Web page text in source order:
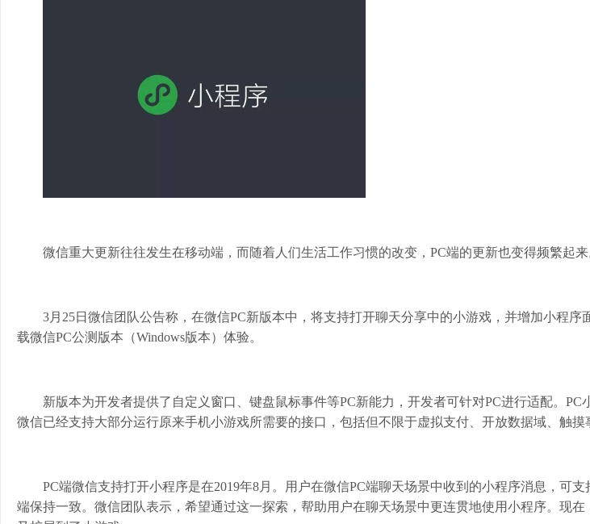
微信重大更新往往发生在移动端，而随着人们生活工作习惯的改变，PC端的更新也变得频繁起来
3月25日微信团队公告称，在微信PC新版本中，将支持打开聊天分享中的小游戏，并增加小程序
载微信PC公测版本（Windows版本）体验。
新版本为开发者提供了自定义窗口、键盘鼠标事件等PC新能力，开发者可针对PC进行适配。PC
微信已经支持大部分运行原来手机小游戏所需要的接口，包括但不限于虚拟支付、开放数据域、触摸
PC端微信支持打开小程序是在2019年8月。用户在微信PC端聊天场景中收到的小程序消息，可
端保持一致。微信团队表示，希望通过这一探索，帮助用户在聊天场景中更连贯地使用小程序。现